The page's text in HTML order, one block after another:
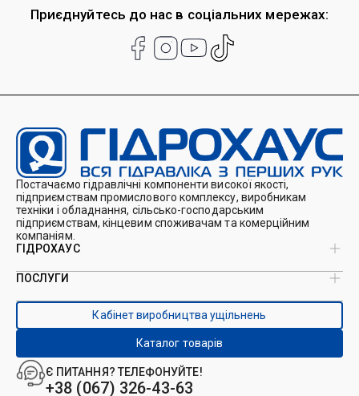
Приєднуйтесь до нас в соціальних мережах:
Постачаємо гідравлічні компоненти високої якості,
підприємствам промислового комплексу, виробникам
техніки і обладнання, сільсько-господарським
підприємствам, кінцевим споживачам та комерційним
компаніям.
Є ПИТАННЯ? ТЕЛЕФОНУЙТЕ!
+38 (067) 326-43-63
ГІДРОХАУС
Про нас
Каталоги
Контакти
ПОСЛУГИ
Виробництво ущільнень
Виробництво гідроциліндрів
Ремонт гідроциліндрів
Ремонт і виготовлення РВТ
Ремонт техніки
Гідрофікація авто
Кабінет виробництва ущільнень
Каталог товарів